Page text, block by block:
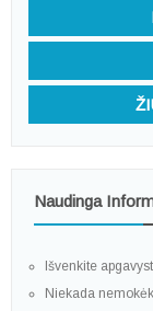
Naudinga
Išvenkite
Niekada